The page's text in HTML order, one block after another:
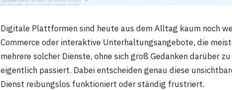
Digitale Plattformen sind heute aus dem Alltag kaum noch
Commerce oder interaktive Unterhaltungsangebote, die
mehrere solcher Dienste, ohne sich groß Gedanken darüber
eigentlich passiert. Dabei entscheiden genau diese
Dienst reibungslos funktioniert oder ständig frustriert.